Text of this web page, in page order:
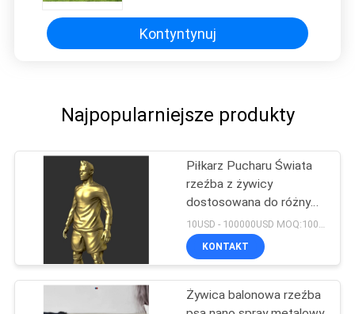
Kontyntynuj
Najpopularniejsze produkty
Piłkarz Pucharu Świata
rzeźba z żywicy
dostosowana do różnych
projektów gwiazd
10USD - 100000USD MOQ:100 sztuk
KONTAKT
Żywica balonowa rzeźba